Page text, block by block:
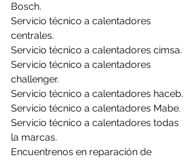
Bosch.
Servicio técnico a calentadores
centrales.
Servicio técnico a calentadores cimsa.
Servicio técnico a calentadores
challenger.
Servicio técnico a calentadores haceb.
Servicio técnico a calentadores Mabe.
Servicio técnico a calentadores todas
la marcas.
Encuentrenos en reparación de